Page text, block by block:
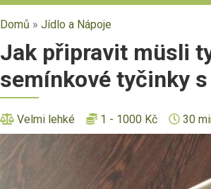
Domů » Jídlo a Nápoje
Jak připravit müsli
semínkové tyčinky
Velmi lehké 1 - 1000 Kč 30